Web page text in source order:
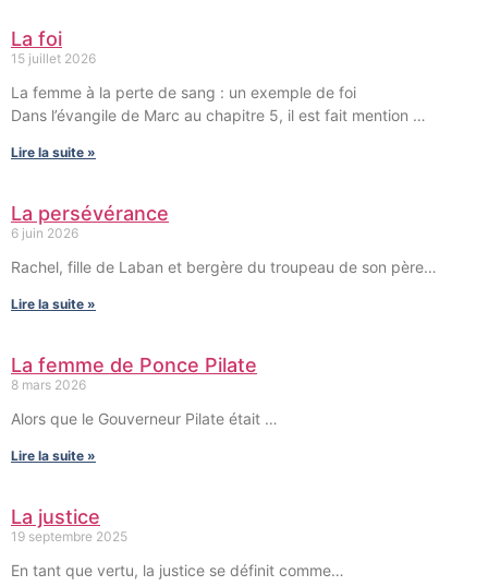
La foi
15 juillet 2026
La femme à la perte de sang : un exemple de foi
Dans l’évangile de Marc au chapitre 5, il est fait mention …
Lire la suite »
La persévérance
6 juin 2026
Rachel, fille de Laban et bergère du troupeau de son père…
Lire la suite »
La femme de Ponce Pilate
8 mars 2026
Alors que le Gouverneur Pilate était …
Lire la suite »
La justice
19 septembre 2025
En tant que vertu, la justice se définit comme…